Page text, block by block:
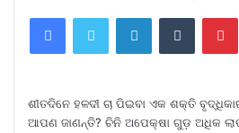
FacebookTwitter LinkedInTumblr
ଶୀତଦିନେ ହଳଦୀ ଚା ପିଇବା ଏକ ଶକ୍ତି
ଆପଣ ଜାଣନ୍ତି? ଚିନି ଅପେକ୍ଷା ଗୁଡ଼ ଅଧିକ